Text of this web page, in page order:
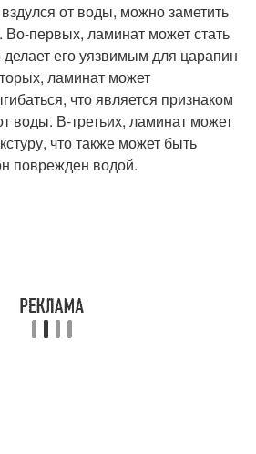
от воды, можно заметить
Во-первых, ламинат может стать
его уязвимым для царапин
ламинат может
что является признаком
воды. В-третьих, ламинат может
что также может быть
поврежден водой.